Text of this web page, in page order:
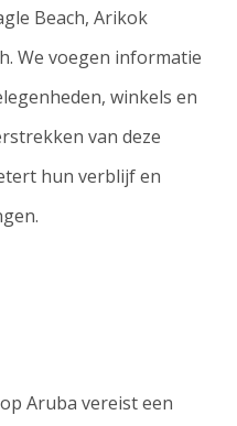
Beach, Arikok
We voegen informatie
winkels en
van deze
hun verblijf en
Aruba vereist een